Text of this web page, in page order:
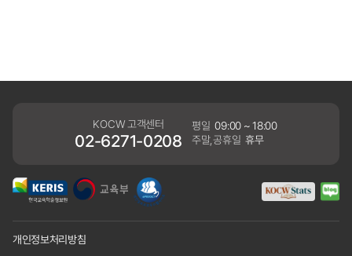
KOCW 고객센터
02-6271-0208
평일 09:00 ~ 18:00
주말,공휴일 휴무
개인정보처리방침